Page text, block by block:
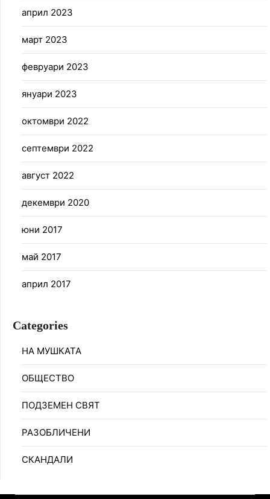
април 2023
март 2023
февруари 2023
януари 2023
октомври 2022
септември 2022
август 2022
декември 2020
юни 2017
май 2017
април 2017
Categories
НА МУШКАТА
ОБЩЕСТВО
ПОДЗЕМЕН СВЯТ
РАЗОБЛИЧЕНИ
СКАНДАЛИ